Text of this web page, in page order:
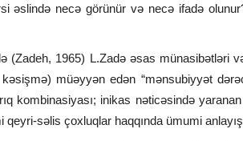
əslində necə görünür və necə ifadə
(Zadeh, 1965) L.Zadə əsas münasibətləri
müəyyən edən “mənsubiyyət
kombinasiyası; inikas nəticəsində
qeyri-səlis çoxluqlar haqqında ümumi